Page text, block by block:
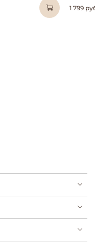
1 799